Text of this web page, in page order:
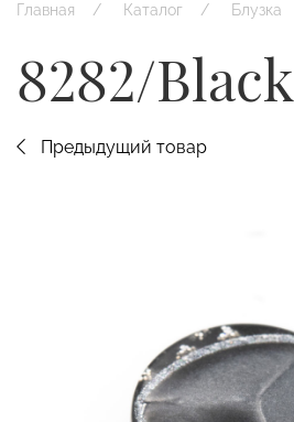
Главная Каталог Блузка
8282/Black
Предыдущий товар